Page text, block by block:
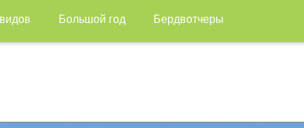
Большой год Бердвотчеры